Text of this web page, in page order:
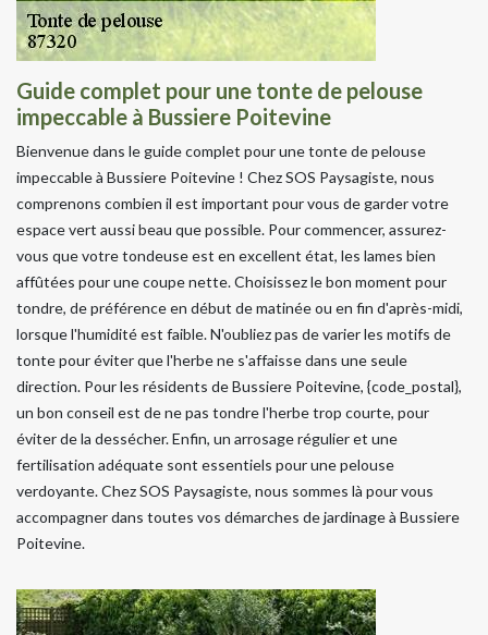
Guide complet pour une tonte de pelouse
impeccable à Bussiere Poitevine
Bienvenue dans le guide complet pour une tonte de pelouse
impeccable à Bussiere Poitevine ! Chez SOS Paysagiste, nous
comprenons combien il est important pour vous de garder votre
espace vert aussi beau que possible. Pour commencer, assurez-
vous que votre tondeuse est en excellent état, les lames bien
affûtées pour une coupe nette. Choisissez le bon moment pour
tondre, de préférence en début de matinée ou en fin d'après-midi,
lorsque l'humidité est faible. N'oubliez pas de varier les motifs de
tonte pour éviter que l'herbe ne s'affaisse dans une seule
direction. Pour les résidents de Bussiere Poitevine, {code_postal},
un bon conseil est de ne pas tondre l'herbe trop courte, pour
éviter de la dessécher. Enfin, un arrosage régulier et une
fertilisation adéquate sont essentiels pour une pelouse
verdoyante. Chez SOS Paysagiste, nous sommes là pour vous
accompagner dans toutes vos démarches de jardinage à Bussiere
Poitevine.